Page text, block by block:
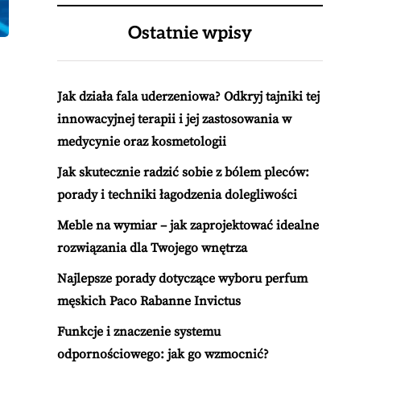
Ostatnie wpisy
Jak działa fala uderzeniowa? Odkryj tajniki tej
innowacyjnej terapii i jej zastosowania w
medycynie oraz kosmetologii
Jak skutecznie radzić sobie z bólem pleców:
porady i techniki łagodzenia dolegliwości
Meble na wymiar – jak zaprojektować idealne
rozwiązania dla Twojego wnętrza
Najlepsze porady dotyczące wyboru perfum
męskich Paco Rabanne Invictus
Funkcje i znaczenie systemu
odpornościowego: jak go wzmocnić?